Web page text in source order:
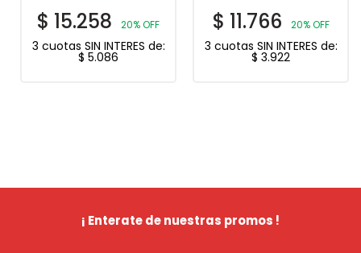
$ 15.258 20% OFF
3 cuotas SIN INTERES de:
$ 5.086
$ 11.766 20% OFF
3 cuotas SIN INTERES de:
$ 3.922
¡ Enterate de nuestras promos !